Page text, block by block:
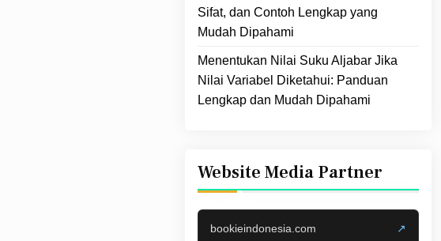
Sifat, dan Contoh Lengkap yang
Mudah Dipahami
Menentukan Nilai Suku Aljabar Jika
Nilai Variabel Diketahui: Panduan
Lengkap dan Mudah Dipahami
Website Media Partner
bookieindonesia.com ↗